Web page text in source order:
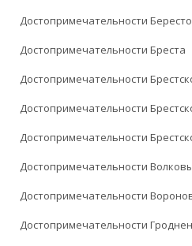
Достопримечательности
Достопримечательности Бреста
Достопримечательности
Достопримечательности
Достопримечательности
Достопримечательности
Достопримечательности
Достопримечательности